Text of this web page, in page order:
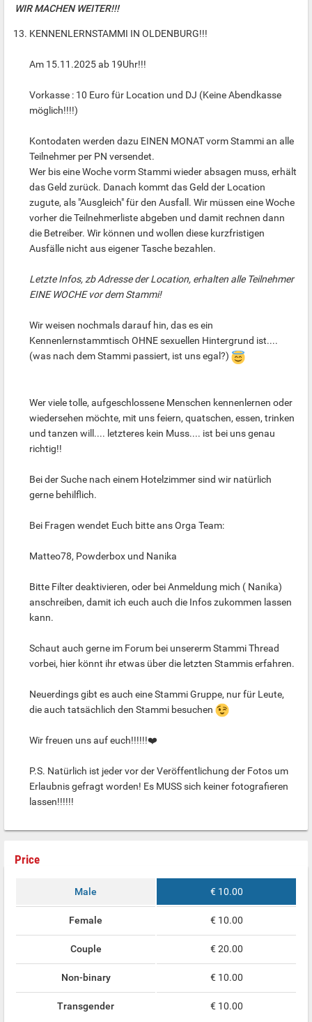
WIR MACHEN WEITER!!!
KENNENLERNSTAMMI IN OLDENBURG!!!
Am 15.11.2025 ab 19Uhr!!!
Vorkasse : 10 Euro für Location und DJ (Keine Abendkasse
möglich!!!!)
Kontodaten werden dazu EINEN MONAT vorm Stammi an alle
Teilnehmer per PN versendet.
Wer bis eine Woche vorm Stammi wieder absagen muss, erhält
das Geld zurück. Danach kommt das Geld der Location
zugute, als "Ausgleich" für den Ausfall. Wir müssen eine Woche
vorher die Teilnehmerliste abgeben und damit rechnen dann
die Betreiber. Wir können und wollen diese kurzfristigen
Ausfälle nicht aus eigener Tasche bezahlen.
Letzte Infos, zb Adresse der Location, erhalten alle Teilnehmer
EINE WOCHE vor dem Stammi!
Wir weisen nochmals darauf hin, das es ein
Kennenlernstammtisch OHNE sexuellen Hintergrund ist....
(was nach dem Stammi passiert, ist uns egal?)
Wer viele tolle, aufgeschlossene Menschen kennenlernen oder
wiedersehen möchte, mit uns feiern, quatschen, essen, trinken
und tanzen will.... letzteres kein Muss.... ist bei uns genau
richtig!!
Bei der Suche nach einem Hotelzimmer sind wir natürlich
gerne behilflich.
Bei Fragen wendet Euch bitte ans Orga Team:
Matteo78, Powderbox und Nanika
Bitte Filter deaktivieren, oder bei Anmeldung mich ( Nanika)
anschreiben, damit ich euch auch die Infos zukommen lassen
kann.
Schaut auch gerne im Forum bei unsererm Stammi Thread
vorbei, hier könnt ihr etwas über die letzten Stammis erfahren.
Neuerdings gibt es auch eine Stammi Gruppe, nur für Leute,
die auch tatsächlich den Stammi besuchen
Wir freuen uns auf euch!!!!!!❤️
P.S. Natürlich ist jeder vor der Veröffentlichung der Fotos um
Erlaubnis gefragt worden! Es MUSS sich keiner fotografieren
lassen!!!!!!
Price
Male € 10.00
Female € 10.00
Couple € 20.00
Non-binary € 10.00
Transgender € 10.00